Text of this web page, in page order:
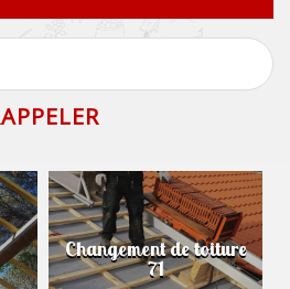
Changement de toiture
71